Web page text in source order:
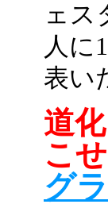
ェス
人に
表い
道
こせ
グ